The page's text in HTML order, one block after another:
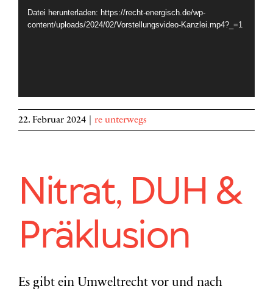
Datei herunterladen: https://recht-energisch.de/wp-
content/uploads/2024/02/Vorstellungsvideo-Kanzlei.mp4?_=1
22. Februar 2024 re unterwegs
Nitrat, DUH &
Präklusion
Es gibt ein Umweltrecht vor und nach